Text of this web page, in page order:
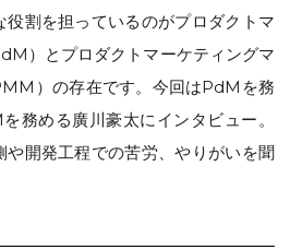
役割を担っているのがプロダクトマ
）とプロダクトマーケティングマ
）の存在です。今回はPdMを務
務める廣川豪太にインタビュー。
や開発工程での苦労、やりがいを聞